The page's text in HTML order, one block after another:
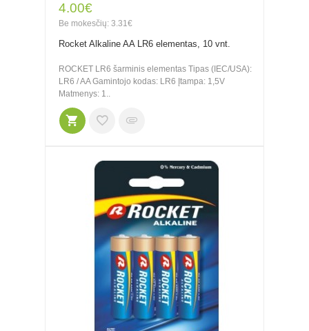
4.00€
Be mokesčių: 3.31€
Rocket Alkaline AA LR6 elementas, 10 vnt.
ROCKET LR6 šarminis elementas Tipas (IEC/USA):
LR6 / AA Gamintojo kodas: LR6 Įtampa: 1,5V
Matmenys: 1..